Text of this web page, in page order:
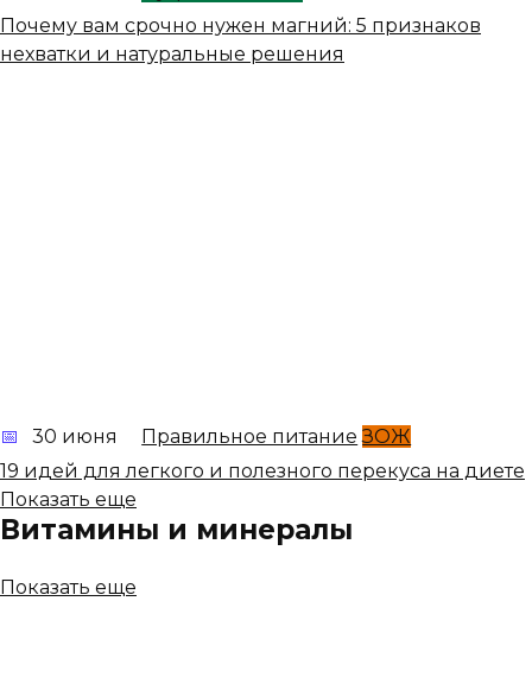
Почему вам срочно нужен магний: 5 признаков
нехватки и натуральные решения
30 июня Правильное питание ЗОЖ
19 идей для легкого и полезного перекуса на диете
Показать еще
Витамины и минералы
Показать еще